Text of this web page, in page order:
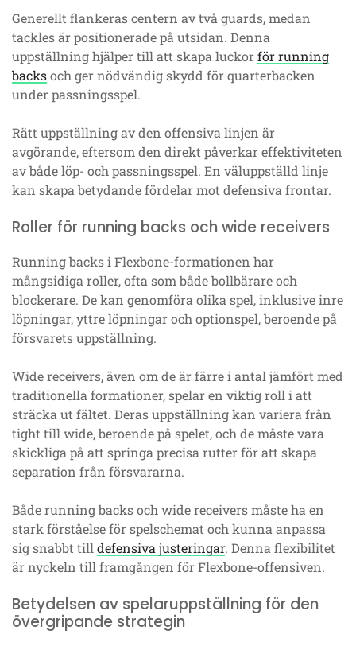
Generellt flankeras centern av två guards, medan
tackles är positionerade på utsidan. Denna
uppställning hjälper till att skapa luckorför running
backsoch ger nödvändig skydd för quarterbacken
under passningsspel.
Rätt uppställning av den offensiva linjen är
avgörande, eftersom den direkt påverkar effektiviteten
av både löp- och passningsspel. En väluppställd linje
kan skapa betydande fördelar mot defensiva frontar.
Roller för running backs och wide receivers
Running backs i Flexbone-formationen har
mångsidiga roller, ofta som både bollbärare och
blockerare. De kan genomföra olika spel, inklusive inre
löpningar, yttre löpningar och optionspel, beroende på
försvarets uppställning.
Wide receivers, även om de är färre i antal jämfört med
traditionella formationer, spelar en viktig roll i att
sträcka ut fältet. Deras uppställning kan variera från
tight till wide, beroende på spelet, och de måste vara
skickliga på att springa precisa rutter för att skapa
separation från försvararna.
Både running backs och wide receivers måste ha en
stark förståelse för spelschemat och kunna anpassa
sig snabbt till defensiva justeringar. Denna flexibilitet
är nyckeln till framgången för Flexbone-offensiven.
Betydelsen av spelaruppställning för den
övergripande strategin